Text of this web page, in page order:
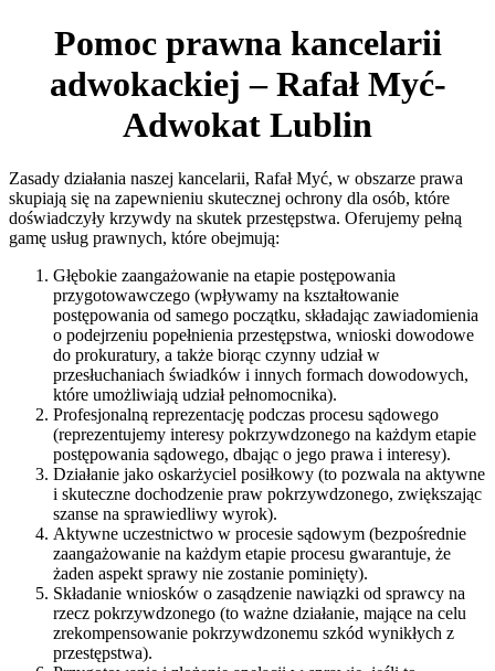
Pomoc prawna kancelarii
adwokackiej – Rafał Myć-
Adwokat Lublin
Zasady działania naszej kancelarii, Rafał Myć, w obszarze prawa
skupiają się na zapewnieniu skutecznej ochrony dla osób, które
doświadczyły krzywdy na skutek przestępstwa. Oferujemy pełną
gamę usług prawnych, które obejmują:
Głębokie zaangażowanie na etapie postępowania
przygotowawczego (wpływamy na kształtowanie
postępowania od samego początku, składając zawiadomienia
o podejrzeniu popełnienia przestępstwa, wnioski dowodowe
do prokuratury, a także biorąc czynny udział w
przesłuchaniach świadków i innych formach dowodowych,
które umożliwiają udział pełnomocnika).
Profesjonalną reprezentację podczas procesu sądowego
(reprezentujemy interesy pokrzywdzonego na każdym etapie
postępowania sądowego, dbając o jego prawa i interesy).
Działanie jako oskarżyciel posiłkowy (to pozwala na aktywne
i skuteczne dochodzenie praw pokrzywdzonego, zwiększając
szanse na sprawiedliwy wyrok).
Aktywne uczestnictwo w procesie sądowym (bezpośrednie
zaangażowanie na każdym etapie procesu gwarantuje, że
żaden aspekt sprawy nie zostanie pominięty).
Składanie wniosków o zasądzenie nawiązki od sprawcy na
rzecz pokrzywdzonego (to ważne działanie, mające na celu
zrekompensowanie pokrzywdzonemu szkód wynikłych z
przestępstwa).